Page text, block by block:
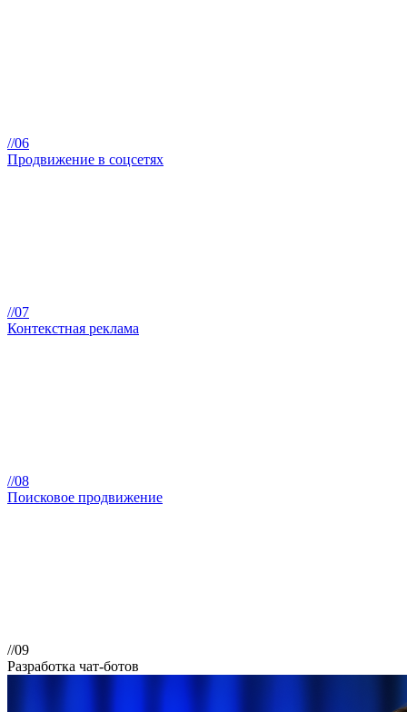
//06
Продвижение в соцсетях
//07
Контекстная реклама
//08
Поисковое продвижение
//09
Разработка чат-ботов